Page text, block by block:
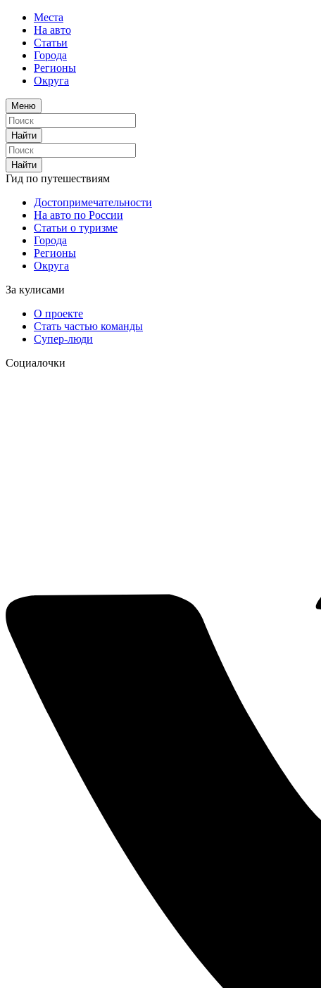
Места
На авто
Статьи
Города
Регионы
Округа
Меню
Найти
Найти
Гид по путешествиям
Достопримечательности
На авто по России
Статьи о туризме
Города
Регионы
Округа
За кулисами
О проекте
Стать частью команды
Супер-люди
Социалочки